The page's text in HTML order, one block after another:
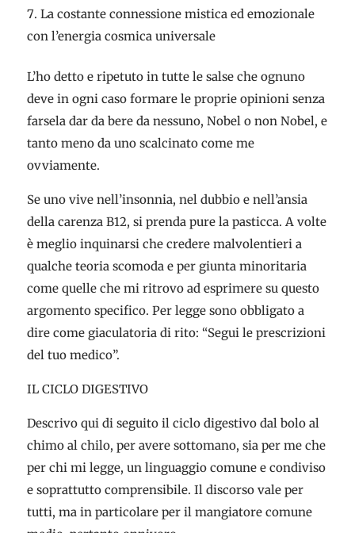
La costante connessione mistica ed emozionale
con l’energia cosmica universale
L’ho detto e ripetuto in tutte le salse che ognuno
deve in ogni caso formare le proprie opinioni senza
farsela dar da bere da nessuno, Nobel o non Nobel, e
tanto meno da uno scalcinato come me
ovviamente.
Se uno vive nell’insonnia, nel dubbio e nell’ansia
della carenza B12, si prenda pure la pasticca. A volte
è meglio inquinarsi che credere malvolentieri a
qualche teoria scomoda e per giunta minoritaria
come quelle che mi ritrovo ad esprimere su questo
argomento specifico. Per legge sono obbligato a
dire come giaculatoria di rito: “Segui le prescrizioni
del tuo medico”.
IL CICLO DIGESTIVO
Descrivo qui di seguito il ciclo digestivo dal bolo al
chimo al chilo, per avere sottomano, sia per me che
per chi mi legge, un linguaggio comune e condiviso
e soprattutto comprensibile. Il discorso vale per
tutti, ma in particolare per il mangiatore comune